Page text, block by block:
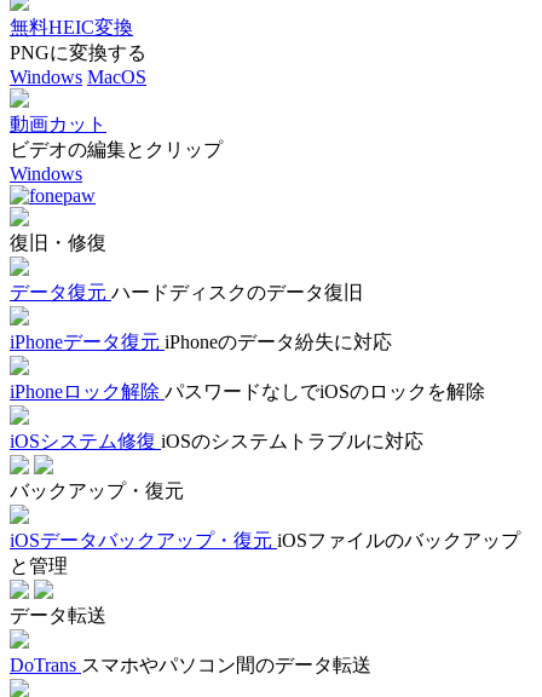
無料HEIC変換
PNGに変換する
Windows MacOS
動画カット
ビデオの編集とクリップ
Windows
復旧・修復
データ復元 ハードディスクのデータ復旧
iPhoneデータ復元 iPhoneのデータ紛失に対応
iPhoneロック解除 パスワードなしでiOSのロックを解除
iOSシステム修復 iOSのシステムトラブルに対応
バックアップ・復元
iOSデータバックアップ・復元 iOSファイルのバックアップ
と管理
データ転送
DoTrans スマホやパソコン間のデータ転送